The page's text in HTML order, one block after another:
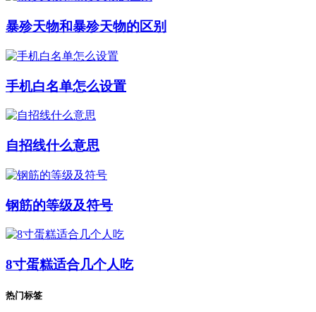
暴殄天物和暴殄天物的区别
手机白名单怎么设置
自招线什么意思
钢筋的等级及符号
8寸蛋糕适合几个人吃
热门标签